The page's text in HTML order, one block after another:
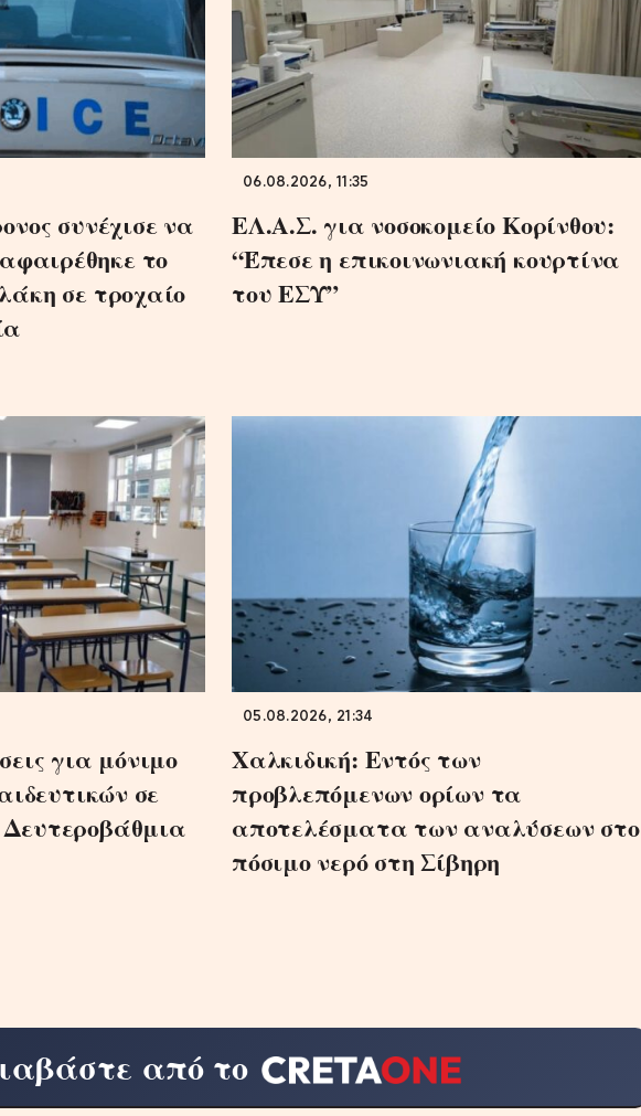
συνέχισε να
το
σε τροχαίο
06.08.2026, 11:35
ΕΛ.Α.Σ. για νοσοκομείο Κορίνθου:
“Έπεσε η επικοινωνιακή κουρτίνα
του ΕΣΥ”
για μόνιμο
σε
05.08.2026, 21:34
Χαλκιδική: Εντός των
προβλεπόμενων ορίων τα
αποτελέσματα των αναλύσεων στο
πόσιμο νερό στη Σίβηρη
από το